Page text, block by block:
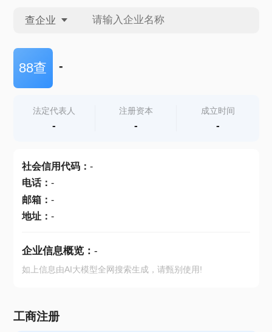
查企业
查企业
查产地
88查 -
法定代表人
-
注册资本
-
成立时间
-
社会信用代码： -
电话： -
邮箱： -
地址： -
企业信息概览： -
如上信息由AI大模型全网搜索生成，请甄别使用!
工商注册